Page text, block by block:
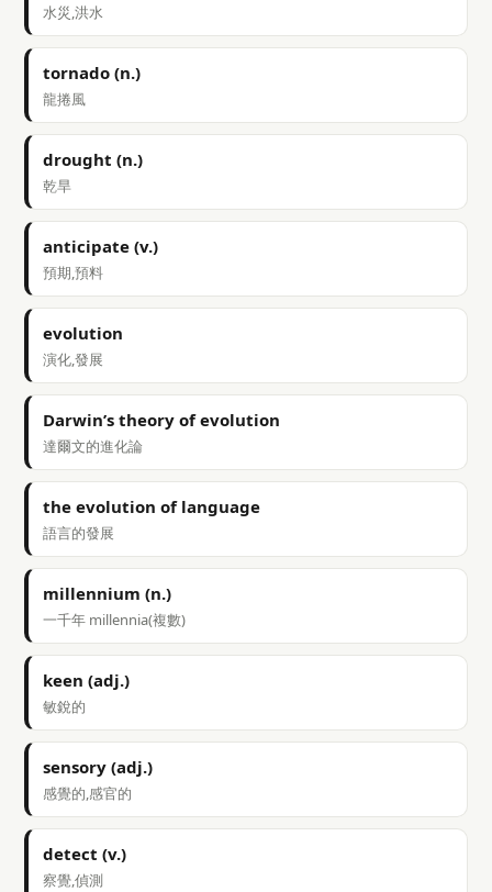
水災,洪水
tornado (n.)
龍捲風
drought (n.)
乾旱
anticipate (v.)
預期,預料
evolution
演化,發展
Darwin’s theory of evolution
達爾文的進化論
the evolution of language
語言的發展
millennium (n.)
一千年 millennia(複數)
keen (adj.)
敏銳的
sensory (adj.)
感覺的,感官的
detect (v.)
察覺,偵測